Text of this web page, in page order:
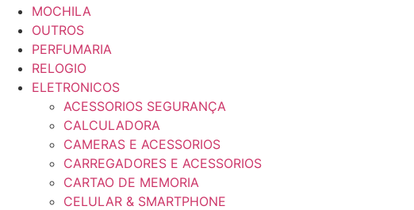
MOCHILA
OUTROS
PERFUMARIA
RELOGIO
ELETRONICOS
ACESSORIOS SEGURANÇA
CALCULADORA
CAMERAS E ACESSORIOS
CARREGADORES E ACESSORIOS
CARTAO DE MEMORIA
CELULAR & SMARTPHONE